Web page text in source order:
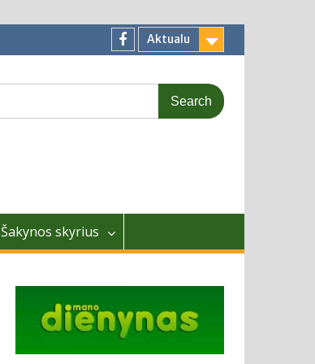
Aktualu
Facebook
Šakynos skyrius